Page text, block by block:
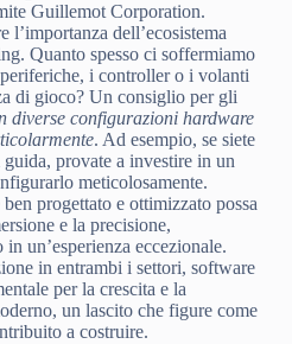
Guillemot Corporation.
l’importanza dell’ecosistema
Quanto spesso ci soffermiamo
i controller o i volanti
di gioco? Un consiglio per gli
diverse configurazioni hardware
. Ad esempio, se siete
provate a investire in un
meticolosamente.
progettato e ottimizzato possa
e la precisione,
un’esperienza eccezionale.
in entrambi i settori, software
per la crescita e la
un lascito che figure come
a costruire.